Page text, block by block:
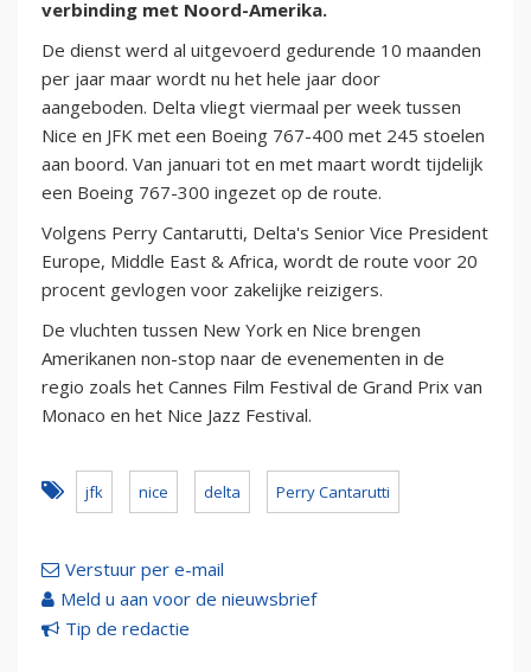
verbinding met Noord-Amerika.
De dienst werd al uitgevoerd gedurende 10 maanden
per jaar maar wordt nu het hele jaar door
aangeboden. Delta vliegt viermaal per week tussen
Nice en JFK met een Boeing 767-400 met 245 stoelen
aan boord. Van januari tot en met maart wordt tijdelijk
een Boeing 767-300 ingezet op de route.
Volgens Perry Cantarutti, Delta's Senior Vice President
Europe, Middle East & Africa, wordt de route voor 20
procent gevlogen voor zakelijke reizigers.
De vluchten tussen New York en Nice brengen
Amerikanen non-stop naar de evenementen in de
regio zoals het Cannes Film Festival de Grand Prix van
Monaco en het Nice Jazz Festival.
jfk nice delta Perry Cantarutti
Verstuur per e-mail
Meld u aan voor de nieuwsbrief
Tip de redactie